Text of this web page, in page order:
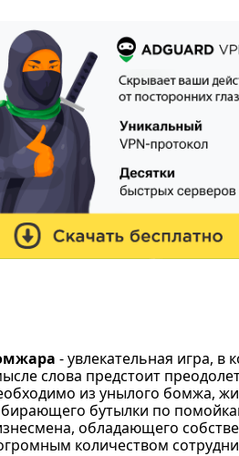
- увлекательная игра, в
слова предстоит
из унылого бомжа,
бутылки по
обладающего
количеством